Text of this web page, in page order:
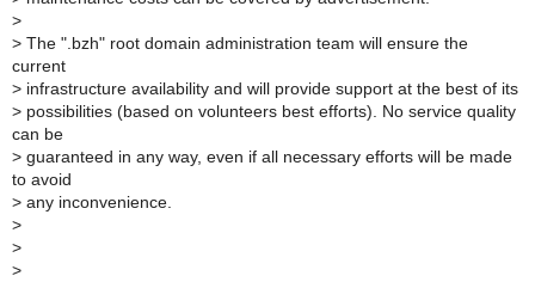
>
> The ".bzh" root domain administration team will ensure the
current
> infrastructure availability and will provide support at the best of its
> possibilities (based on volunteers best efforts). No service quality
can be
> guaranteed in any way, even if all necessary efforts will be made
to avoid
> any inconvenience.
>
>
>